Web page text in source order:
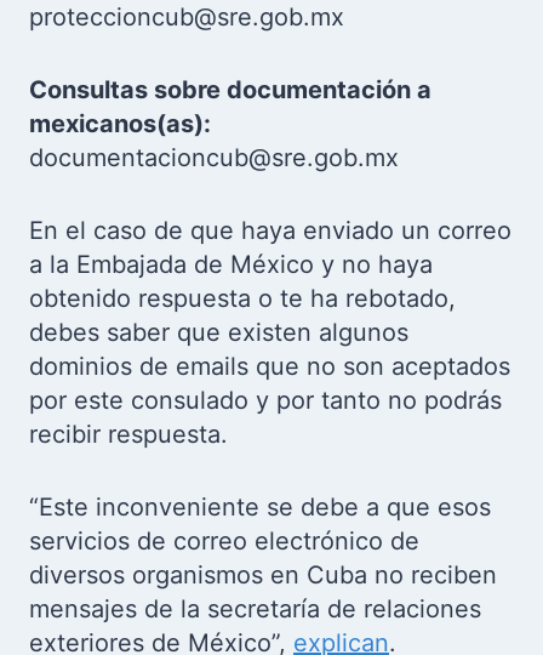
proteccioncub@sre.gob.mx
Consultas sobre documentación a
mexicanos(as):
documentacioncub@sre.gob.mx
En el caso de que haya enviado un correo
a la Embajada de México y no haya
obtenido respuesta o te ha rebotado,
debes saber que existen algunos
dominios de emails que no son aceptados
por este consulado y por tanto no podrás
recibir respuesta.
“Este inconveniente se debe a que esos
servicios de correo electrónico de
diversos organismos en Cuba no reciben
mensajes de la secretaría de relaciones
exteriores de México”, explican.